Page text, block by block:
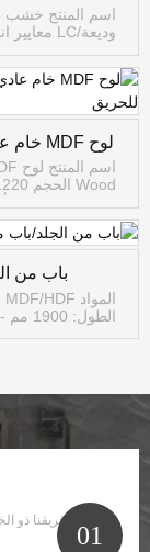
1220*2440/1250*2500/610*2440/1220*1220 ...
CARB مادة أساسية popl...
باب من
01
يتمتع فريقنا